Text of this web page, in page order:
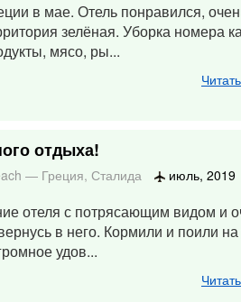
в мае. Отель понравился,
зелёная. Уборка
мясо, ры...
отдыха!
— Греция, Сталида июль, 2019
отеля с потрясающим видом и
в него. Кормили и поили
удов...